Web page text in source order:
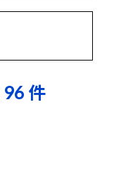
96 件